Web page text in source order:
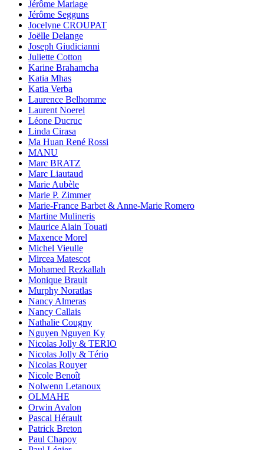
Jérôme Mariage
Jérôme Segguns
Jocelyne CROUPAT
Joëlle Delange
Joseph Giudicianni
Juliette Cotton
Karine Brahamcha
Katia Mhas
Katia Verba
Laurence Belhomme
Laurent Noerel
Léone Ducruc
Linda Cirasa
Ma Huan René Rossi
MANU
Marc BRATZ
Marc Liautaud
Marie Aubèle
Marie P. Zimmer
Marie-France Barbet & Anne-Marie Romero
Martine Mulineris
Maurice Alain Touati
Maxence Morel
Michel Vieulle
Mircea Matescot
Mohamed Rezkallah
Monique Brault
Murphy Noratlas
Nancy Almeras
Nancy Callais
Nathalie Cougny
Nguyen Nguyen Ky
Nicolas Jolly & TERIO
Nicolas Jolly & Tério
Nicolas Rouyer
Nicole Benoît
Nolwenn Letanoux
OLMAHE
Orwin Avalon
Pascal Hérault
Patrick Breton
Paul Chapoy